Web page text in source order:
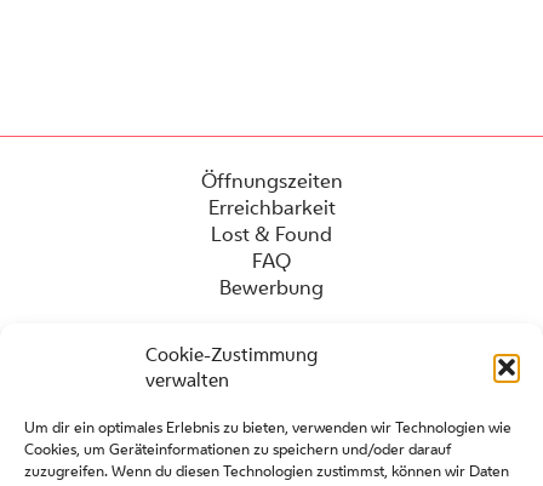
Cookie-Zustimmung
verwalten
Um dir ein optimales Erlebnis zu bieten, verwenden wir Technologien wie
Cookies, um Geräteinformationen zu speichern und/oder darauf
zuzugreifen. Wenn du diesen Technologien zustimmst, können wir Daten
Öffnungszeiten
Erreichbarkeit
Lost & Found
FAQ
Bewerbung